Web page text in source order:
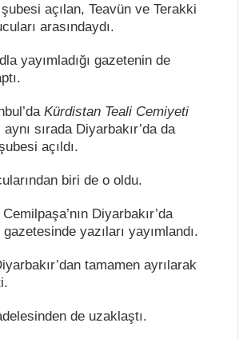
açılan, Teavün ve Terakki
arasındaydı.
yayımladığı gazetenin de
Kürdistan Teali Cemiyeti
sırada Diyarbakır’da da
açıldı.
biri de o oldu.
Diyarbakır’da
gazetesinde yazıları yayımlandı.
tamamen ayrılarak
de uzaklaştı.